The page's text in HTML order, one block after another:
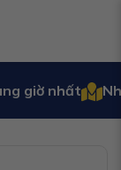
giờ nhất